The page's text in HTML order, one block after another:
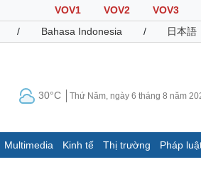
VOV1 VOV2 VOV3
/ Bahasa Indonesia / 日本語
30°C Thứ Năm, ngày 6 tháng 8 năm
Multimedia Kinh tế Thị trường Pháp